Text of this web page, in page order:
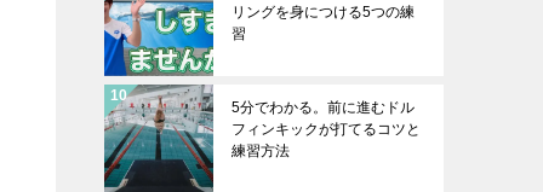
リングを身につける5つの練
習
5分でわかる。前に進むドル
フィンキックが打てるコツと
練習方法